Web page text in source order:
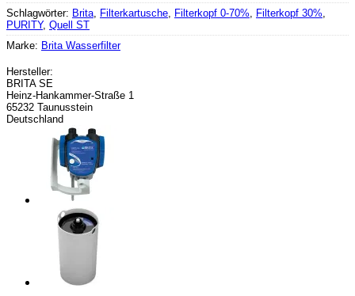
Schlagwörter: Brita, Filterkartusche, Filterkopf 0-70%, Filterkopf 30%,
PURITY, Quell ST
Marke: Brita Wasserfilter
Hersteller:
BRITA SE
Heinz-Hankammer-Straße 1
65232 Taunusstein
Deutschland